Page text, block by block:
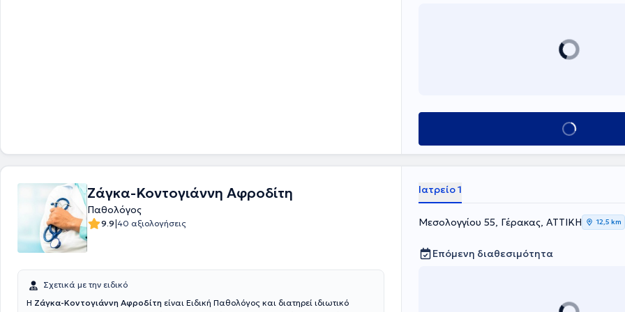
Κλείσε ραντεβού
Ζάγκα-Κοντογιάννη Αφροδίτη
Παθολόγος
9.9|40 αξιολογήσεις
Σχετικά με την ειδικό
Η Ζάγκα-Κοντογιάννη Αφροδίτη είναι Ειδική Παθολόγος και διατηρεί ιδιωτικό
Ιατρείο 1
Μεσολογγίου 55, Γέρακας, ΑΤΤΙΚΗ 12,5 km
Επόμενη διαθεσιμότητα